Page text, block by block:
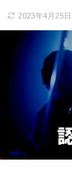
2023年4月25日